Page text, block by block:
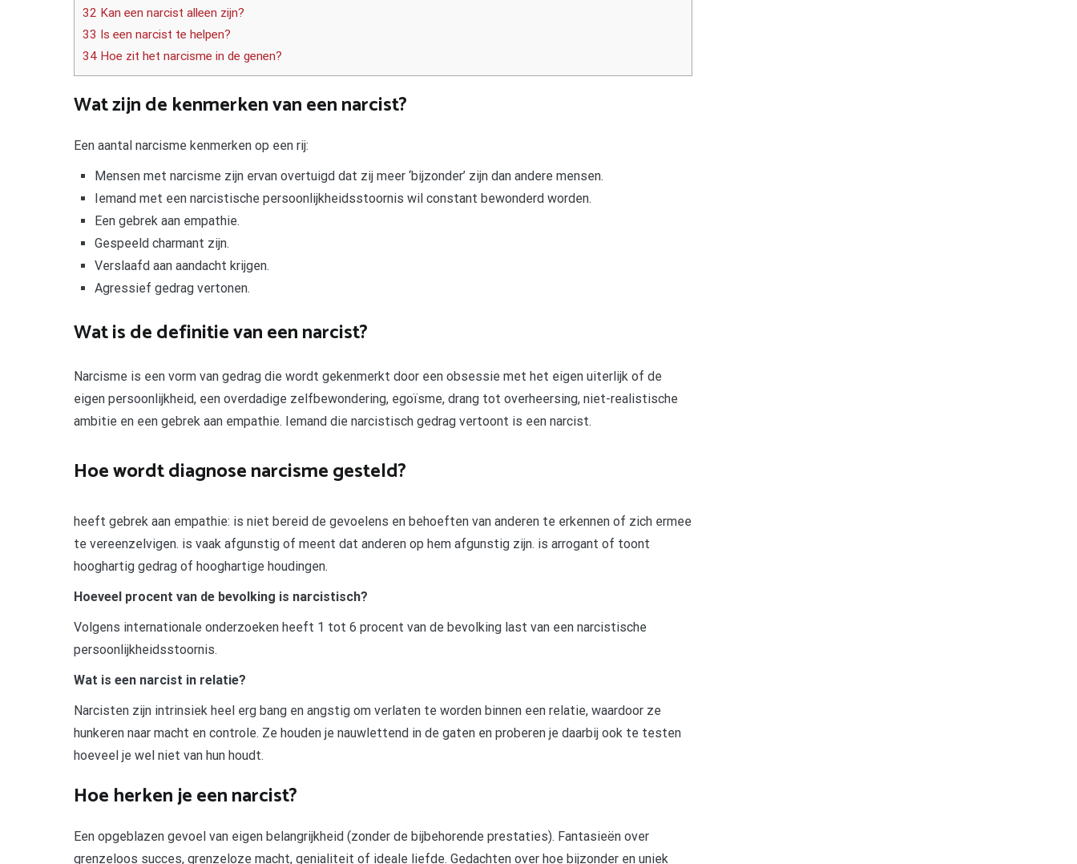
32 Kan een narcist alleen zijn?
33 Is een narcist te helpen?
34 Hoe zit het narcisme in de genen?
Wat zijn de kenmerken van een narcist?
Een aantal narcisme kenmerken op een rij:
Mensen met narcisme zijn ervan overtuigd dat zij meer ‘bijzonder’ zijn dan andere mensen.
Iemand met een narcistische persoonlijkheidsstoornis wil constant bewonderd worden.
Een gebrek aan empathie.
Gespeeld charmant zijn.
Verslaafd aan aandacht krijgen.
Agressief gedrag vertonen.
Wat is de definitie van een narcist?
Narcisme is een vorm van gedrag die wordt gekenmerkt door een obsessie met het eigen uiterlijk of de
eigen persoonlijkheid, een overdadige zelfbewondering, egoïsme, drang tot overheersing, niet-realistische
ambitie en een gebrek aan empathie. Iemand die narcistisch gedrag vertoont is een narcist.
Hoe wordt diagnose narcisme gesteld?
heeft gebrek aan empathie: is niet bereid de gevoelens en behoeften van anderen te erkennen of zich ermee
te vereenzelvigen. is vaak afgunstig of meent dat anderen op hem afgunstig zijn. is arrogant of toont
hooghartig gedrag of hooghartige houdingen.
Hoeveel procent van de bevolking is narcistisch?
Volgens internationale onderzoeken heeft 1 tot 6 procent van de bevolking last van een narcistische
persoonlijkheidsstoornis.
Wat is een narcist in relatie?
Narcisten zijn intrinsiek heel erg bang en angstig om verlaten te worden binnen een relatie, waardoor ze
hunkeren naar macht en controle. Ze houden je nauwlettend in de gaten en proberen je daarbij ook te testen
hoeveel je wel niet van hun houdt.
Hoe herken je een narcist?
Een opgeblazen gevoel van eigen belangrijkheid (zonder de bijbehorende prestaties). Fantasieën over
grenzeloos succes, grenzeloze macht, genialiteit of ideale liefde. Gedachten over hoe bijzonder en uniek